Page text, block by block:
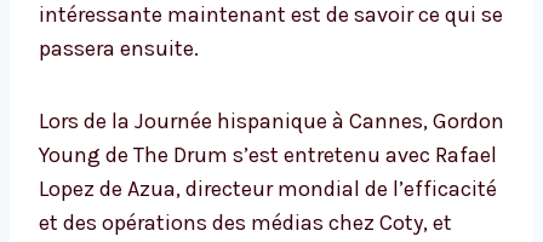
intéressante maintenant est de savoir ce qui se
passera ensuite.
Lors de la Journée hispanique à Cannes, Gordon
Young de The Drum s’est entretenu avec Rafael
Lopez de Azua, directeur mondial de l’efficacité
et des opérations des médias chez Coty, et